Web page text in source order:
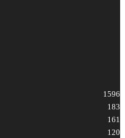
1596
183
161
120